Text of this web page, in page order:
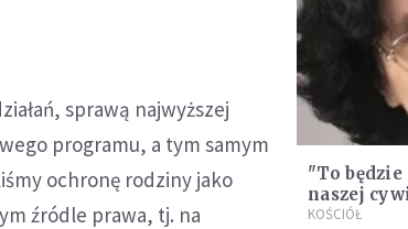
sprawą najwyższej
programu, a tym samym
ochronę rodziny jako
źródle prawa, tj. na
"To będzie
naszej
KOŚCIÓŁ